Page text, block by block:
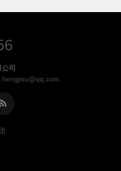
司
hengjisu@qq.com